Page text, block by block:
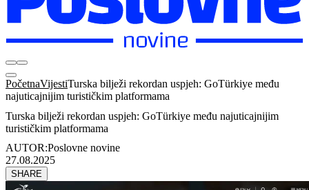
PočetnaVijestiTurska bilježi rekordan uspjeh: GoTürkiye među
najuticajnijim turističkim platformama
Turska bilježi rekordan uspjeh: GoTürkiye među najuticajnijim
turističkim platformama
AUTOR:Poslovne novine
27.08.2025
SHARE